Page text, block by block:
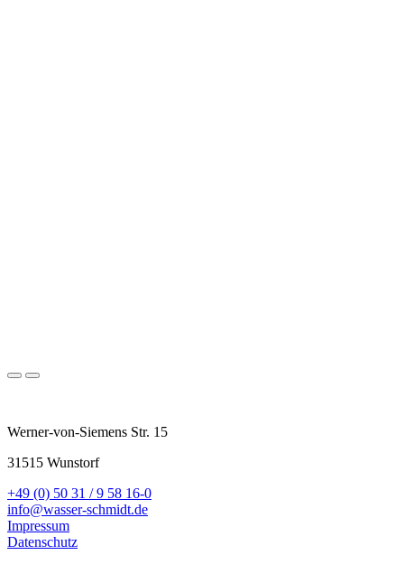
Werner-von-Siemens Str. 15
31515 Wunstorf
+49 (0) 50 31 / 9 58 16-0
info@wasser-schmidt.de
Impressum
Datenschutz